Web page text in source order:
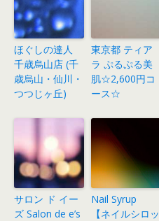
ほぐしの達人
千歳烏山店 (千
歳烏山・仙川・
つつじヶ丘)
東京都 ティア
ラ ぷるぷる美
肌☆2,600円コ
ース☆
サロン ド イー
ズ Salon de e’s
Nail Syrup
【ネイルシロッ